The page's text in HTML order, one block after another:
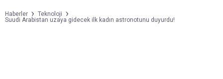
Haberler
Teknoloji
Suudi Arabistan uzaya gidecek ilk kadın astronotunu duyurdu!